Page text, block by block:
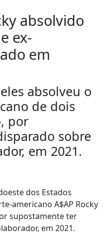
absolvido
ex-
em
absolveu o
de dois
por
sobre
em 2021.
dos Estados
americano A$AP Rocky
supostamente ter
em 2021.